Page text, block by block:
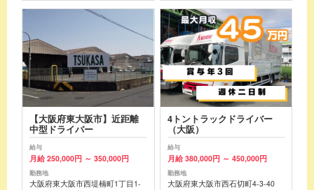
【大阪府東大阪市】近距離
中型ドライバー
給与
月給 250,000円 ～ 350,000円
勤務地
大阪府東大阪市西堤楠町1丁目1-
4トントラックドライバー
（大阪）
給与
月給 380,000円 ～ 450,000円
勤務地
大阪府東大阪市西石切町4-3-40